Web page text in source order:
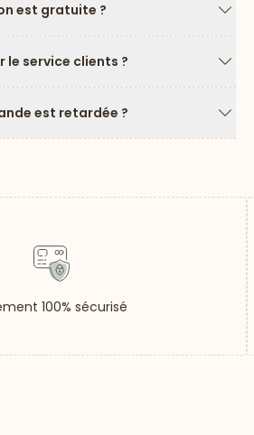
est gratuite ?
service clients ?
est retardée ?
100% sécurisé